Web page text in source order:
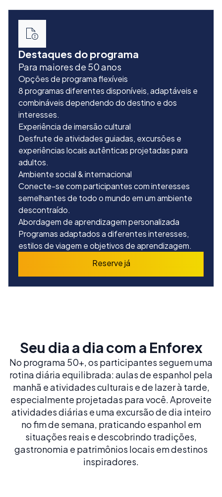
Destaques do programa
Para maiores de 50 anos
Opções de programa flexíveis
8 programas diferentes disponíveis, adaptáveis e
combináveis dependendo do destino e dos
interesses.
Experiência de imersão cultural
Desfrute de atividades guiadas, excursões e
experiências locais autênticas projetadas para
adultos.
Ambiente social & internacional
Conecte-se com participantes com interesses
semelhantes de todo o mundo em um ambiente
descontraído.
Abordagem de aprendizagem personalizada
Programas adaptados a diferentes interesses,
estilos de viagem e objetivos de aprendizagem.
Reserve já
Seu dia a dia com a Enforex
No programa 50+, os participantes seguem uma
rotina diária equilibrada: aulas de espanhol pela
manhã e atividades culturais e de lazer à tarde,
especialmente projetadas para você. Aproveite
atividades diárias e uma excursão de dia inteiro
no fim de semana, praticando espanhol em
situações reais e descobrindo tradições,
gastronomia e patrimônios locais em destinos
inspiradores.